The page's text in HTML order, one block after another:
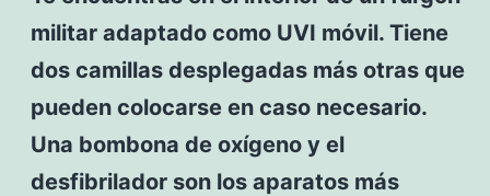
militar adaptado como UVI móvil. Tiene
dos camillas desplegadas más otras que
pueden colocarse en caso necesario.
Una bombona de oxígeno y el
desfibrilador son los aparatos más